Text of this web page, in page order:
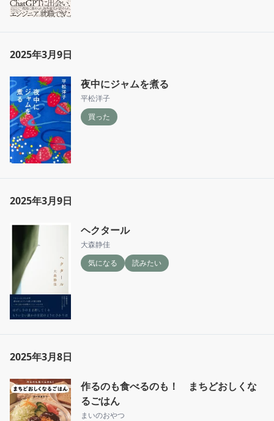
2025年3月9日
夜中にジャムを煮る
平松洋子
買った
2025年3月9日
ヘクタール
大森静佳
気になる
読みたい
2025年3月8日
作るのも食べるのも！ まちどおしくな
るごはん
まいのおやつ